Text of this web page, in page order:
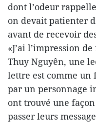
dont l’odeur
on devait patienter
avant de recevoir
«J’ai l’impression
Thuy Nguyên, une
lettre est comme
par un personnage
ont trouvé une
passer leurs